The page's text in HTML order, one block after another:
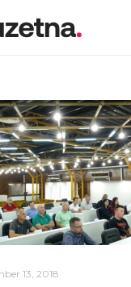
13, 2018